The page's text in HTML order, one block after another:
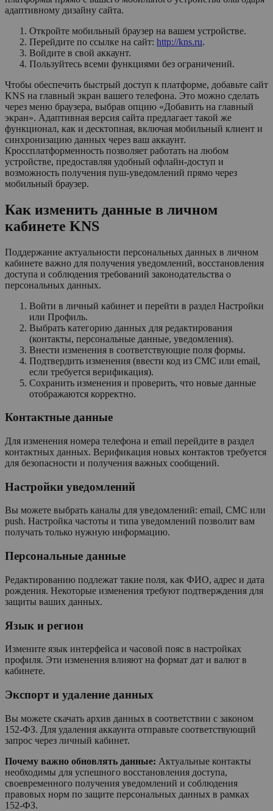
адаптивному дизайну сайта.
Откройте мобильный браузер на вашем устройстве.
Перейдите по ссылке на сайт: http://kns.ru.
Войдите в свой аккаунт.
Пользуйтесь всеми функциями без ограничений.
Чтобы обеспечить быстрый доступ к платформе, добавьте сайт
KNS на главный экран вашего телефона. Это можно сделать
через меню браузера, выбрав опцию «Добавить на главный
экран». Адаптивная версия сайта предлагает такой же
функционал, как и десктопная, включая мобильный клиент и
синхронизацию данных через ваш аккаунт.
Кроссплатформенность позволяет работать на любом
устройстве, предоставляя удобный офлайн-доступ и
возможность получения пуш-уведомлений прямо через
мобильный браузер.
Как изменить данные в личном
кабинете KNS
Поддержание актуальности персональных данных в личном
кабинете важно для получения уведомлений, восстановления
доступа и соблюдения требований законодательства о
персональных данных.
Войти в личный кабинет и перейти в раздел Настройки
или Профиль.
Выбрать категорию данных для редактирования
(контакты, персональные данные, уведомления).
Внести изменения в соответствующие поля формы.
Подтвердить изменения (ввести код из СМС или email,
если требуется верификация).
Сохранить изменения и проверить, что новые данные
отображаются корректно.
Контактные данные
Для изменения номера телефона и email перейдите в раздел
контактных данных. Верификация новых контактов требуется
для безопасности и получения важных сообщений.
Настройки уведомлений
Вы можете выбрать каналы для уведомлений: email, СМС или
push. Настройка частоты и типа уведомлений позволит вам
получать только нужную информацию.
Персональные данные
Редактированию подлежат такие поля, как ФИО, адрес и дата
рождения. Некоторые изменения требуют подтверждения для
защиты ваших данных.
Язык и регион
Измените язык интерфейса и часовой пояс в настройках
профиля. Эти изменения влияют на формат дат и валют в
кабинете.
Экспорт и удаление данных
Вы можете скачать архив данных в соответствии с законом
152-ФЗ. Для удаления аккаунта отправьте соответствующий
запрос через личный кабинет.
Почему важно обновлять данные: Актуальные контакты
необходимы для успешного восстановления доступа,
своевременного получения уведомлений и соблюдения
правовых норм по защите персональных данных в рамках
152-ФЗ.